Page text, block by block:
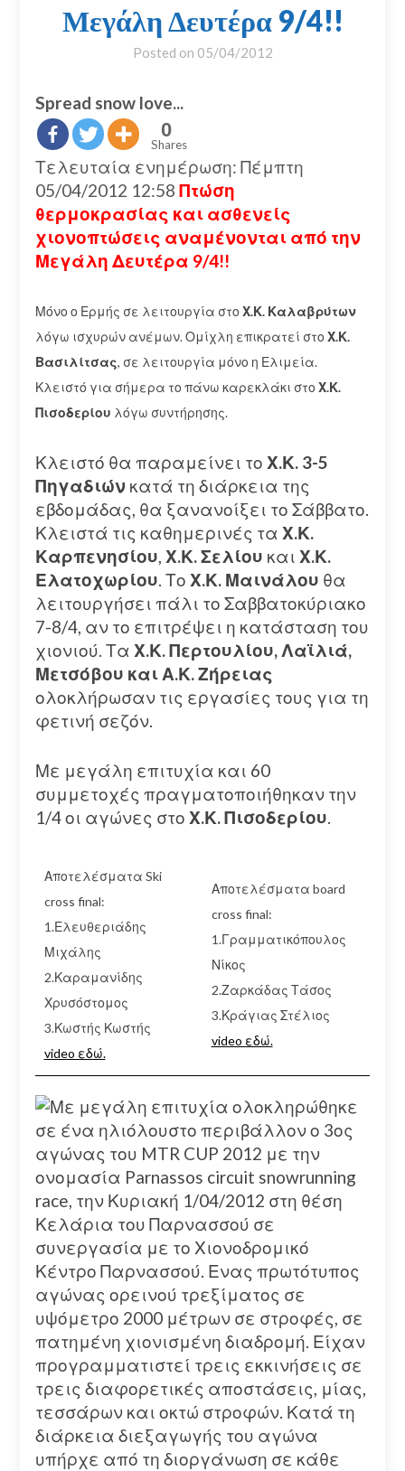
Μεγάλη Δευτέρα 9/4!!
Posted on 05/04/2012
Spread snow love...
0
Shares
Τελευταία ενημέρωση: Πέμπτη
05/04/2012 12:58 Πτώση
θερμοκρασίας και ασθενείς
χιονοπτώσεις αναμένονται από την
Μεγάλη Δευτέρα 9/4!!
Μόνο ο Ερμής σε λειτουργία στο Χ.Κ. Καλαβρύτων
λόγω ισχυρών ανέμων. Ομίχλη επικρατεί στο Χ.Κ.
Βασιλίτσας, σε λειτουργία μόνο η Ελιμεία.
Κλειστό για σήμερα το πάνω καρεκλάκι στο Χ.Κ.
Πισοδερίου λόγω συντήρησης.
Κλειστό θα παραμείνει το Χ.Κ. 3-5
Πηγαδιώνκατά τη διάρκεια της
εβδομάδας, θα ξανανοίξει το Σάββατο.
Κλειστά τις καθημερινές τα Χ.Κ.
Καρπενησίου, Χ.Κ. Σελίου και Χ.Κ.
Ελατοχωρίου. Το Χ.Κ. Μαινάλου θα
λειτουργήσει πάλι το Σαββατοκύριακο
7-8/4, αν το επιτρέψει η κατάσταση του
χιονιού. Τα Χ.Κ. Περτουλίου, Λαϊλιά,
Μετσόβου και Α.Κ. Ζήρειας
ολοκλήρωσαν τις εργασίες τους για τη
φετινή σεζόν.
Με μεγάλη επιτυχία και 60
συμμετοχές πραγματοποιήθηκαν την
1/4 οι αγώνες στο Χ.Κ. Πισοδερίου.
Αποτελέσματα Ski
cross final:
1.Ελευθεριάδης
Μιχάλης
2.Καραμανίδης
Χρυσόστομος
3.Κωστής Κωστής
video εδώ.
Αποτελέσματα board
cross final:
1.Γραμματικόπουλος
Νίκος
2.Ζαρκάδας Τάσος
3.Κράγιας Στέλιος
video εδώ.
Με μεγάλη επιτυχία ολοκληρώθηκε
σε ένα ηλιόλουστο περιβάλλον ο 3ος
αγώνας του MTR CUP 2012 με την
ονομασία Parnassos circuit snowrunning
race, την Κυριακή 1/04/2012 στη θέση
Κελάρια του Παρνασσού σε
συνεργασία με το Χιονοδρομικό
Κέντρο Παρνασσού. Ενας πρωτότυπος
αγώνας ορεινού τρεξίματος σε
υψόμετρο 2000 μέτρων σε στροφές, σε
πατημένη χιονισμένη διαδρομή. Είχαν
προγραμματιστεί τρεις εκκινήσεις σε
τρεις διαφορετικές αποστάσεις, μίας,
τεσσάρων και οκτώ στροφών. Κατά τη
διάρκεια διεξαγωγής του αγώνα
υπήρχε από τη διοργάνωση σε κάθε